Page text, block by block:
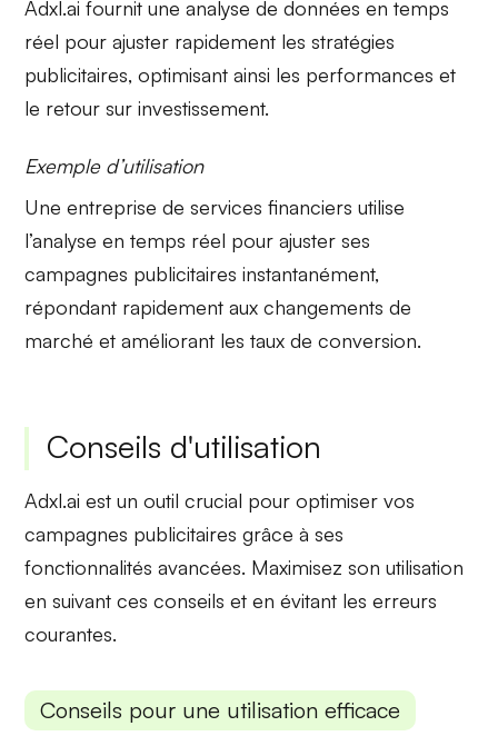
Adxl.ai fournit uneanalyse de données en temps
réel pour ajuster rapidement les stratégies
publicitaires, optimisant ainsi les performances et
le retour sur investissement.
Exemple d’utilisation
Une entreprise de services financiers utilise
l’analyse en temps réel pour ajuster ses
campagnes publicitaires instantanément,
répondant rapidement aux changements de
marché et améliorant les taux de conversion.
Conseils d'utilisation
Adxl.ai est un outil crucial pour optimiser vos
campagnes publicitaires grâce à ses
fonctionnalités avancées. Maximisez son utilisation
en suivant ces conseils et en évitant les erreurs
courantes.
Conseils pour une utilisation efficace